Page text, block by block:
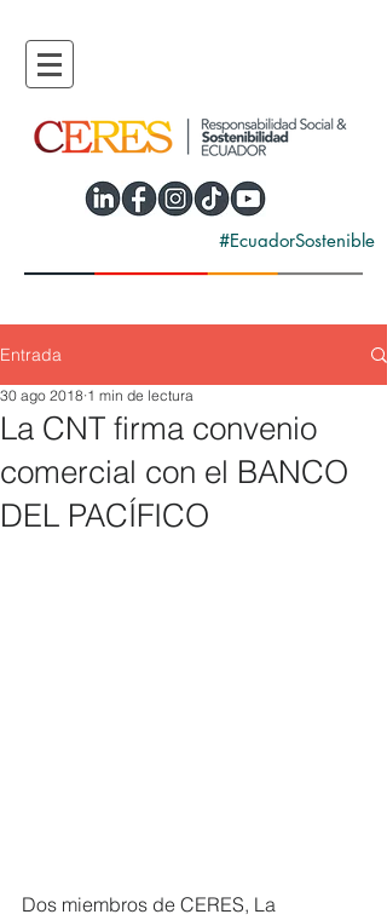
#EcuadorSostenible
Entrada
La CNT firma convenio
comercial con el BANCO
DEL PACÍFICO
30 ago 2018 1 min de lectura
Dos miembros de CERES, La